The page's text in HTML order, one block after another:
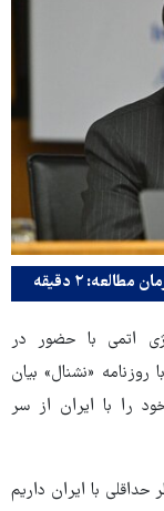
مطالعه: ۲ دقیقه
اتمی با حضور در
«نشنال» بیان
را با ایران از سر
با ایران داریم